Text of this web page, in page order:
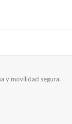
y movilidad segura,